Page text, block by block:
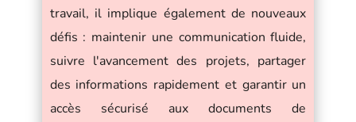
travail, il implique également de nouveaux
défis : maintenir une communication fluide,
suivre l'avancement des projets, partager
des informations rapidement et garantir un
accès sécurisé aux documents de